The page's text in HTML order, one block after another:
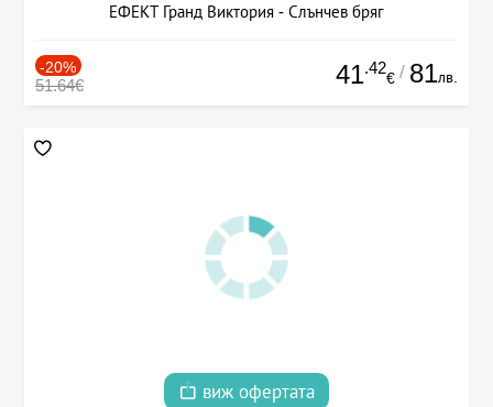
ЕФЕКТ Гранд Виктория - Слънчев бряг
-20%
51.64€ 41.42
€ / 81лв.
виж офертата